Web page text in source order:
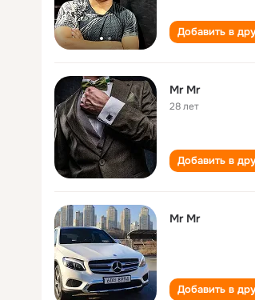
Добавить в
Mr Mr
28 лет
Добавить в
Mr Mr
Добавить в